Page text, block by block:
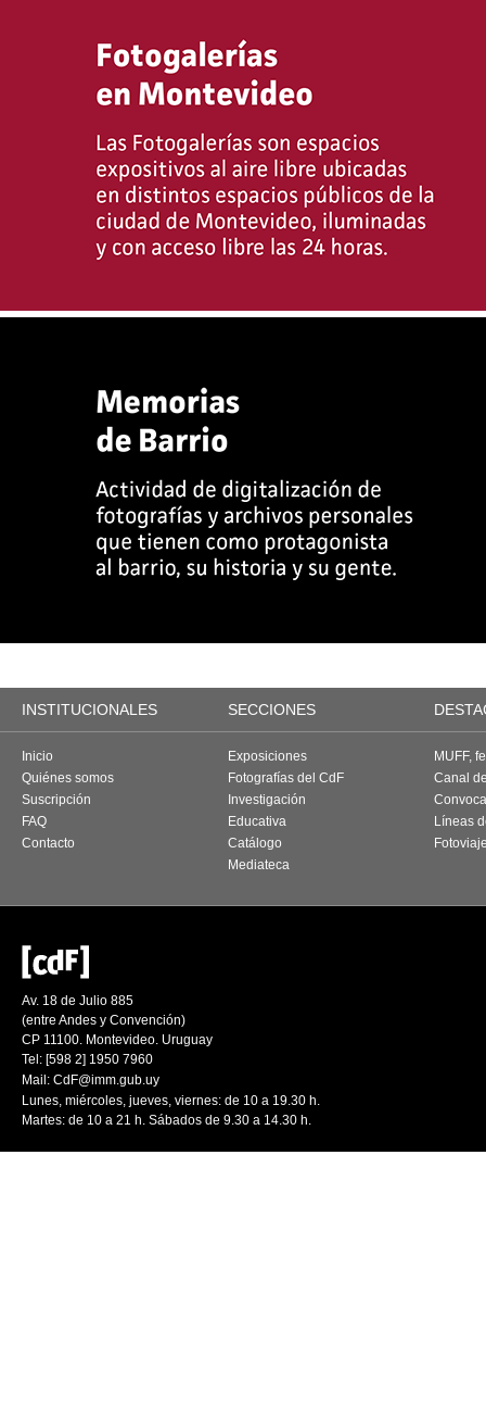
INSTITUCIONALES SECCIONES
Inicio
Quiénes somos
Suscripción
FAQ
Contacto
Exposiciones
Fotografías del CdF
Investigación
Educativa
Catálogo
Mediateca
MUFF,
Canal
Líneas
Av. 18 de Julio 885
(entre Andes y Convención)
CP 11100. Montevideo. Uruguay
Tel: [598 2] 1950 7960
Mail: CdF@imm.gub.uy
Lunes, miércoles, jueves, viernes: de 10 a 19.30 h.
Martes: de 10 a 21 h. Sábados de 9.30 a 14.30 h.